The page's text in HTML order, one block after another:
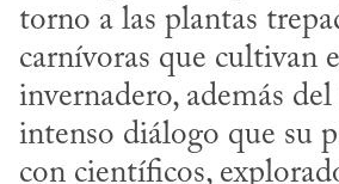
torno a las plantas
carnívoras que cultivan
invernadero, además
intenso diálogo que su
con científicos,